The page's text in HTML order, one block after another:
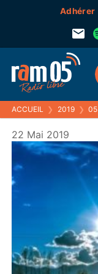
Adhérer
ACCUEIL ❯ 2019 ❯ 05
22 Mai 2019